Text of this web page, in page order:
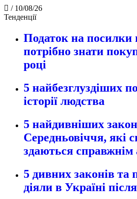
/ 10/08/26
Тенденції
Податок на посилки
потрібно знати
році
5 найбезглуздіших
історії людства
5 найдивніших
Середньовіччя, які
здаються справжнім
5 дивних законів та
діяли в Україні